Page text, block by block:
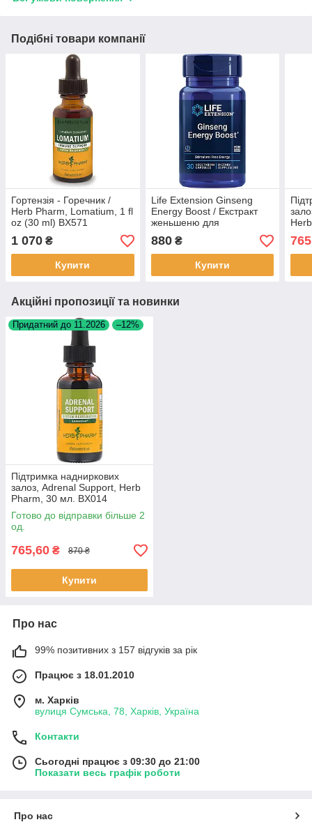
Подібні товари компанії
Гортензія - Горечник /
Herb Pharm, Lomatium, 1 fl
oz (30 ml) BX571
1 070 ₴
Купити
Life Extension Ginseng
Energy Boost / Екстракт
женьшеню для
капсул BX227
880₴
Купити
Акційні пропозиції та новинки
Придатний до 11.2026 –12%
Підтримка надниркових
залоз, Adrenal Support, Herb
Pharm, 30 мл. BX014
Готово до відправки більше 2
од.
765,60 ₴ 870 ₴
Купити
Про нас
99% позитивних з 157 відгуків за рік
Працює з 18.01.2010
м. Харків
вулиця Сумська, 78, Харків, Україна
Контакти
Сьогодні працює з 09:30 до 21:00
Показати весь графік роботи
Про нас